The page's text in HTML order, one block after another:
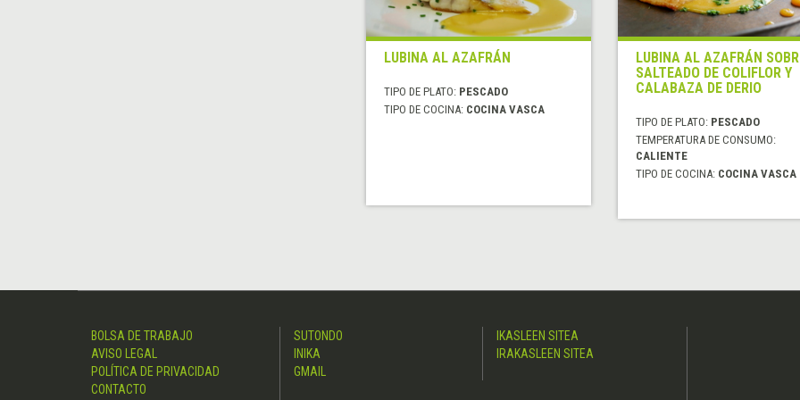
LUBINA AL AZAFRÁN
TIPO DE PLATO: PESCADO
TIPO DE COCINA: COCINA VASCA
LUBINA AL AZAFRÁN
SALTEADO DE COLIFLOR Y
CALABAZA DE DERIO
TIPO DE PLATO: PESCADO
TEMPERATURA DE CONSUMO:
CALIENTE
TIPO DE COCINA: COCINA VASCA
BOLSA DE TRABAJO
AVISO LEGAL
POLÍTICA DE PRIVACIDAD
CONTACTO
SUTONDO
INIKA
GMAIL
IKASLEEN SITEA
IRAKASLEEN SITEA